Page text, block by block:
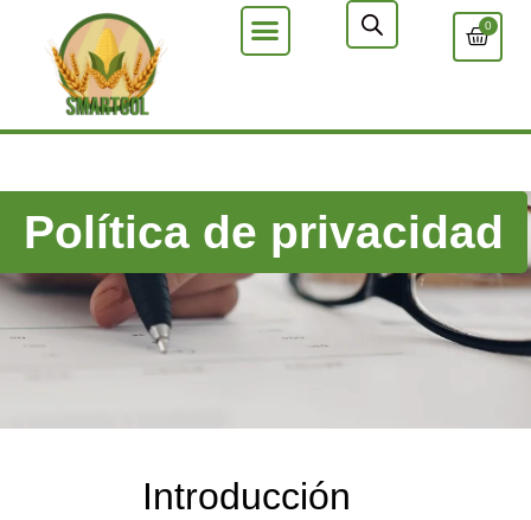
0
Política de privacidad
Introducción